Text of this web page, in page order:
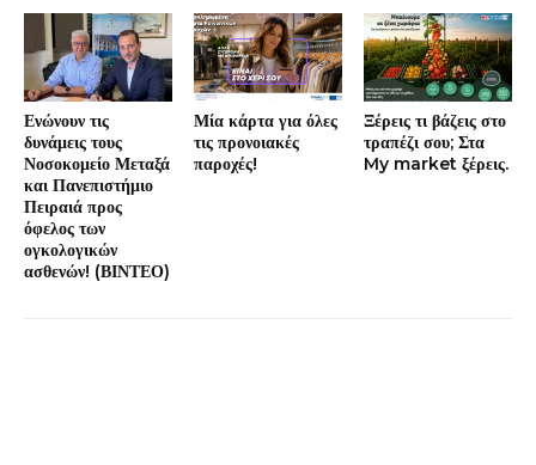
Ενώνουν τις
δυνάμεις τους
Νοσοκομείο Μεταξά
και Πανεπιστήμιο
Πειραιά προς
όφελος των
ογκολογικών
ασθενών! (ΒΙΝΤΕΟ)
Μία κάρτα για όλες
τις προνοιακές
παροχές!
Ξέρεις τι βάζεις στο
τραπέζι σου; Στα
My market ξέρεις.